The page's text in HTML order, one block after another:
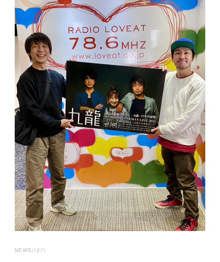
NEWS (127)